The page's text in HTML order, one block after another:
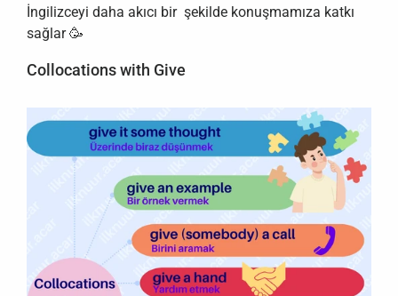
İngilizceyi daha akıcı bir  şekilde konuşmamıza katkı
sağlar 🥳
Collocations with Give